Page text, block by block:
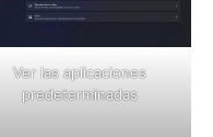
Ver las aplicaciones
predeterminadas